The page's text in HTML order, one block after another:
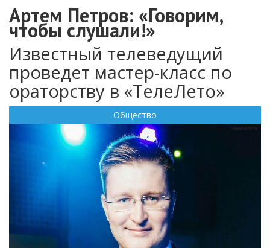
Артем Петров: «Говорим,
чтобы слушали!»
Известный телеведущий
проведет мастер-класс по
ораторству в «ТелеЛето»
Общество